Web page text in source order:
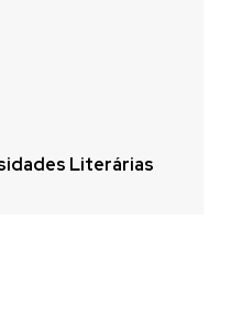
Literárias